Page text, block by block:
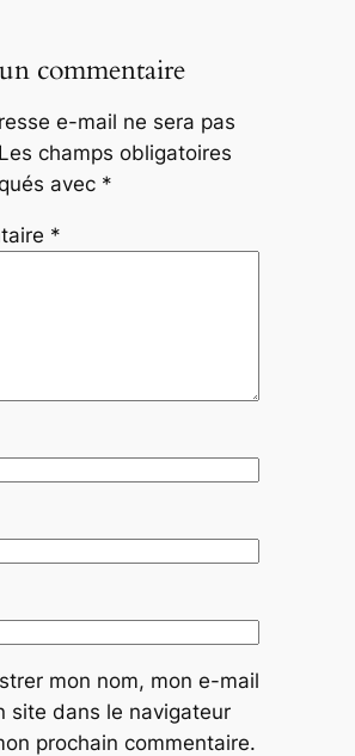
commentaire
e-mail ne sera pas
Les champs obligatoires
avec *
*
mon nom, mon e-mail
site dans le navigateur
prochain commentaire.